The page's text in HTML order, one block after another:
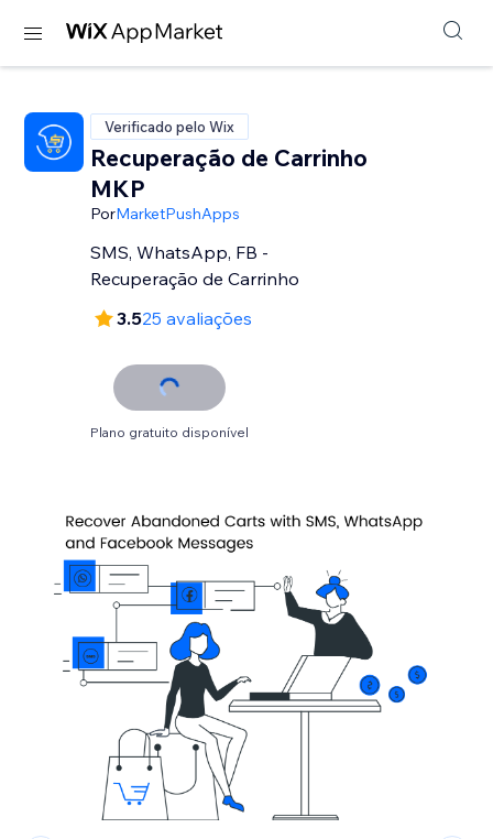
Verificado pelo Wix
Recuperação de Carrinho
MKP
PorMarketPushApps
SMS, WhatsApp, FB -
Recuperação de Carrinho
3.525 avaliações
Plano gratuito disponível